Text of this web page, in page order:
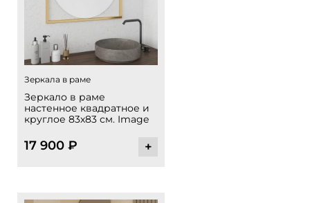
Зеркала в раме
Зеркало в раме
настенное квадратное и
круглое 83х83 см. Image
17 900 ₽ +